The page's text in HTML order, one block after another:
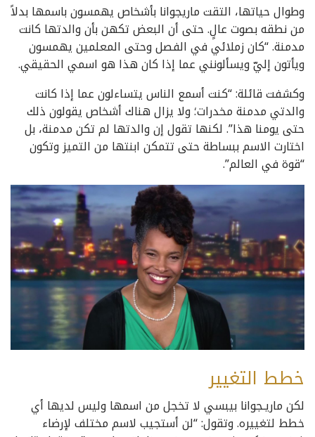
وطوال حياتها، التقت ماريجوانا بأشخاص يهمسون باسمها بدلاً
من نطقه بصوت عالٍ. حتى أن البعض تكهن بأن والدتها كانت
مدمنة. “كان زملائي في الفصل وحتى المعلمين يهمسون
ويأتون إليّ ويسألونني عما إذا كان هذا هو اسمي الحقيقي.
وكشفت قائلة: “كنت أسمع الناس يتساءلون عما إذا كانت
والدتي مدمنة مخدرات؛ ولا يزال هناك أشخاص يقولون ذلك
حتى يومنا هذا”. لكنها تقول إن والدتها لم تكن مدمنة، بل
اختارت الاسم ببساطة حتى تتمكن ابنتها من التميز وتكون
“قوة في العالم”.
خطط التغيير
لكن ماريـجوانا بيبسي لا تخجل من اسمها وليس لديها أي
خطط لتغييره. وتقول: “لن أستجيب لاسم مختلف لإرضاء